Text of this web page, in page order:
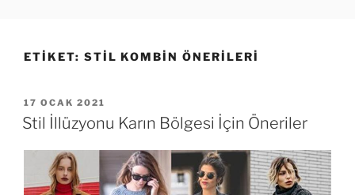
ETIKET: STIL KOMBIN ÖNERILERI
YAYIM
TARIHI
17 OCAK 2021
Stil İllüzyonu Karın Bölgesi İçin Öneriler